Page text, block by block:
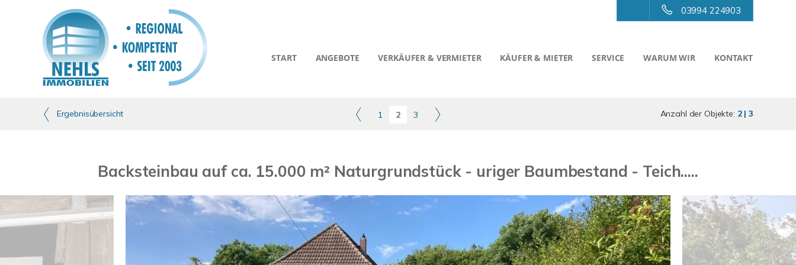
03994 224903
START ANGEBOTE VERKÄUFER & VERMIETER KÄUFER & MIETER SERVICE WARUM WIR KONTAKT
Ergebnisübersicht 1 2 3 Anzahl der Objekte: 2 | 3
Backsteinbau auf ca. 15.000 m² Naturgrundstück - uriger Baumbestand - Teich.....